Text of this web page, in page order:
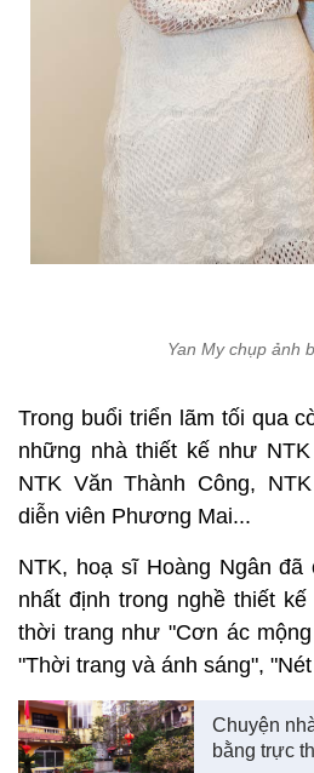
Yan My chụp ảnh
Trong buổi triển lãm tối qua
những nhà thiết kế như
NTK Văn Thành Công,
diễn viên Phương Mai...
NTK, hoạ sĩ Hoàng Ngân đã
nhất định trong nghề thiết
thời trang như "Cơn ác
"Thời trang và ánh sáng",
Chuyện
bằng trực